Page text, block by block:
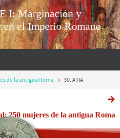
I: Marginación y
el Imperio Romano
de la antigua Roma 30. ATIA
250 mujeres de la antigua Roma